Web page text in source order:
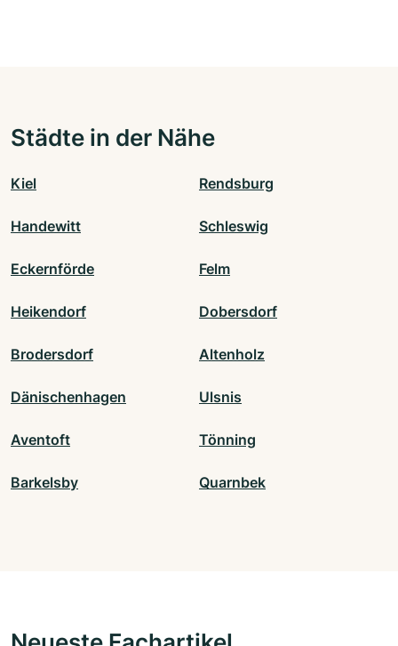
Städte in der Nähe
Kiel Rendsburg
Handewitt Schleswig
Eckernförde Felm
Heikendorf Dobersdorf
Brodersdorf Altenholz
Dänischenhagen Ulsnis
Aventoft Tönning
Barkelsby Quarnbek